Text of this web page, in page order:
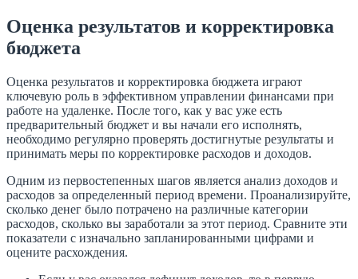
Оценка результатов и корректировка
бюджета
Оценка результатов и корректировка бюджета играют
ключевую роль в эффективном управлении финансами при
работе на удаленке. После того, как у вас уже есть
предварительный бюджет и вы начали его исполнять,
необходимо регулярно проверять достигнутые результаты и
принимать меры по корректировке расходов и доходов.
Одним из первостепенных шагов является анализ доходов и
расходов за определенный период времени. Проанализируйте,
сколько денег было потрачено на различные категории
расходов, сколько вы заработали за этот период. Сравните эти
показатели с изначально запланированными цифрами и
оцените расхождения.